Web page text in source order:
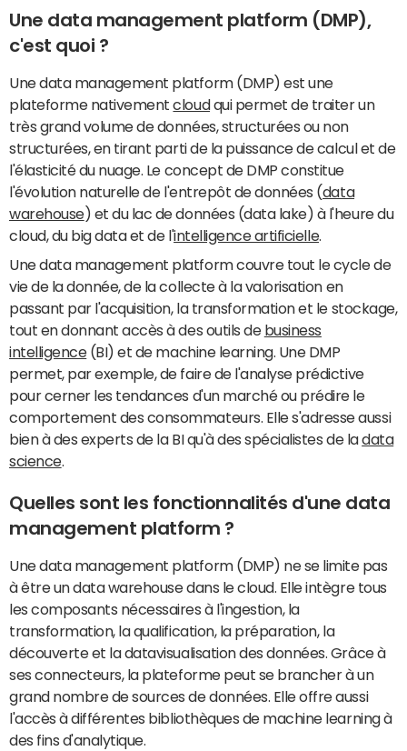
Une data management platform (DMP),
c'est quoi ?
Une data management platform (DMP) est une
plateforme nativementcloud qui permet de traiter un
très grand volume de données, structurées ou non
structurées, en tirant parti de la puissance de calcul et de
l'élasticité du nuage. Le concept de DMP constitue
l'évolution naturelle de l'entrepôt de données (data
warehouse) et du lac de données (data lake) à l'heure du
cloud, du big data et de l'intelligence artificielle.
Une data management platform couvre tout le cycle de
vie de la donnée, de la collecte à la valorisation en
passant par l'acquisition, la transformation et le stockage,
tout en donnant accès à des outils de business
intelligence(BI) et de machine learning. Une DMP
permet, par exemple, de faire de l'analyse prédictive
pour cerner les tendances d'un marché ou prédire le
comportement des consommateurs. Elle s'adresse aussi
bien à des experts de la BI qu'à des spécialistes de ladata
science.
Quelles sont les fonctionnalités d'une data
management platform ?
Une data management platform (DMP) ne se limite pas
à être un data warehouse dans le cloud. Elle intègre tous
les composants nécessaires à l'ingestion, la
transformation, la qualification, la préparation, la
découverte et la datavisualisation des données. Grâce à
ses connecteurs, la plateforme peut se brancher à un
grand nombre de sources de données. Elle offre aussi
l'accès à différentes bibliothèques de machine learning à
des fins d'analytique.